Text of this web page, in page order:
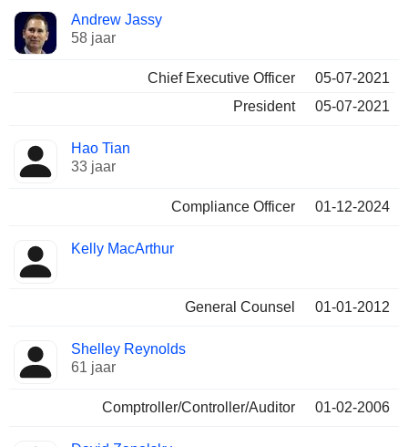
Bedrijfsleider
Beklede
functies
Andrew Jassy
58 jaar
Chief Executive Officer
05-07-2021
President
05-07-2021
Hao Tian
33 jaar
Compliance Officer 01-12-2024
Kelly MacArthur
General Counsel 01-01-2012
Shelley Reynolds
61 jaar
Comptroller/Controller/Auditor 01-02-2006